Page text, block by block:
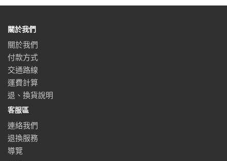
關於我們
關於我們
付款方式
交通路線
運費計算
退、換貨說明
客服區
連絡我們
退換服務
導覽